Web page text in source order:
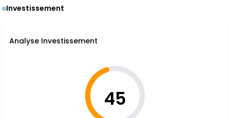
Investissement
Analyse Investissement
45